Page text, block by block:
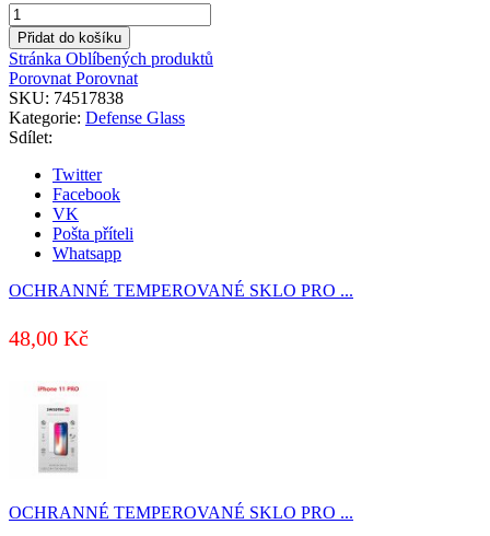
OCHRANNÉ
TEMPEROVANÉ
SKLO
PRO
APPLE
IPHONE
11
PRO
MAX
2,5D
množství
Přidat do košíku
Stránka Oblíbených produktů
Porovnat Porovnat
SKU: 74517838
Kategorie: Defense Glass
Sdílet:
Twitter
Facebook
VK
Pošta příteli
Whatsapp
OCHRANNÉ TEMPEROVANÉ SKLO PRO ...
48,00 Kč
OCHRANNÉ TEMPEROVANÉ SKLO PRO ...